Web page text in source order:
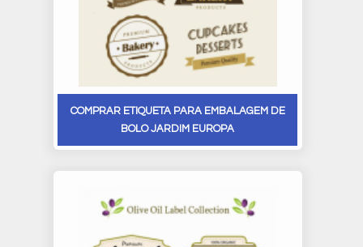
COMPRAR ETIQUETA PARA EMBALAGEM DE
BOLO JARDIM EUROPA